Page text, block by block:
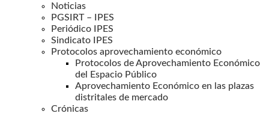
Noticias
PGSIRT – IPES
Periódico IPES
Sindicato IPES
Protocolos aprovechamiento económico
Protocolos de Aprovechamiento Económico
del Espacio Público
Aprovechamiento Económico en las plazas
distritales de mercado
Crónicas